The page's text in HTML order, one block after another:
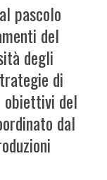
pascolo
del
degli
di
obiettivi del
dal